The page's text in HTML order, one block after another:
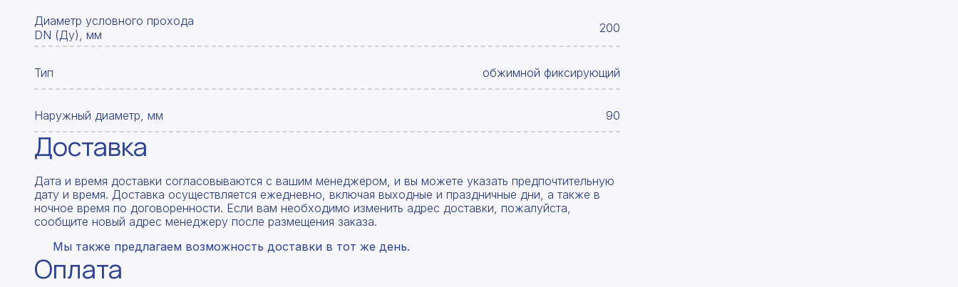
Диаметр условного прохода
DN (Ду), мм
200
Тип обжимной фиксирующий
Наружный диаметр, мм 90
Доставка
Дата и время доставки согласовываются с вашим менеджером, и вы можете указать предпочтительную
дату и время. Доставка осуществляется ежедневно, включая выходные и праздничные дни, а также в
ночное время по договоренности. Если вам необходимо изменить адрес доставки, пожалуйста,
сообщите новый адрес менеджеру после размещения заказа.
Мы также предлагаем возможность доставки в тот же день.
Оплата